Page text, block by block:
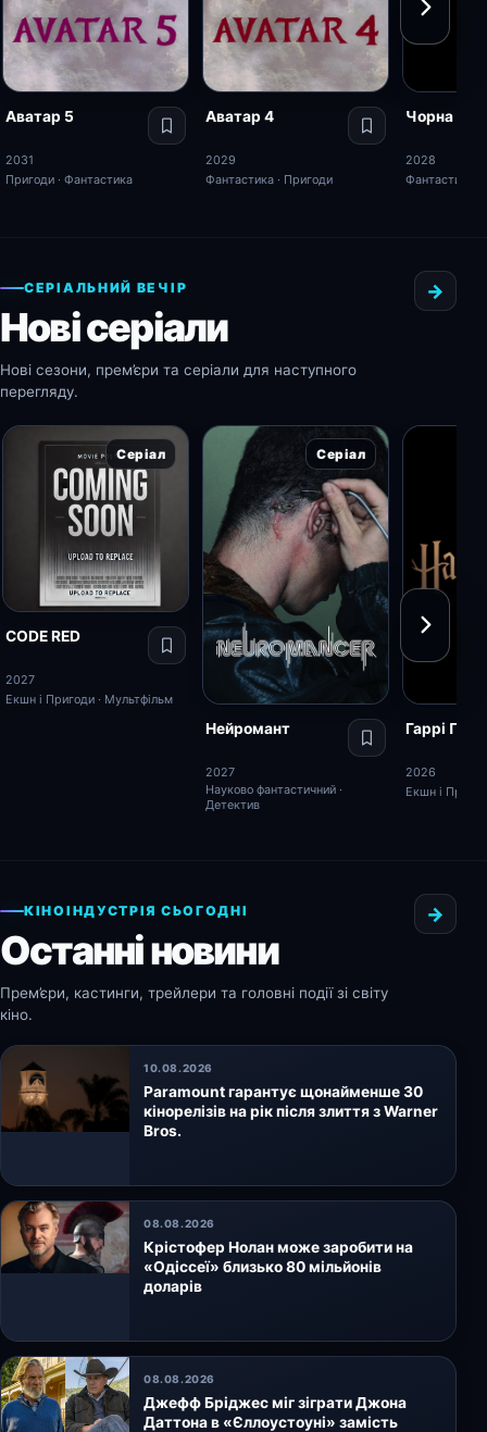
Аватар 5
2031
Пригоди · Фантастика
Аватар 4
2029
Фантастика · Пригоди
Чорна
2028
Фантастика ·
СЕРІАЛЬНИЙ ВЕЧІР
Нові серіали
Нові сезони, прем’єри та серіали для наступного
перегляду.
→
Серіал
CODE RED
2027
Екшн і Пригоди · Мультфільм
Серіал
Нейромант
2027
Науково фантастичний ·
Детектив
Гаррі
2026
Екшн і
КІНОІНДУСТРІЯ СЬОГОДНІ
Останні новини
Прем’єри, кастинги, трейлери та головні події зі світу
кіно.
→
10.08.2026
Paramount гарантує щонайменше 30
кінорелізів на рік після злиття з Warner
Bros.
08.08.2026
Крістофер Нолан може заробити на
«Одіссеї» близько 80 мільйонів
доларів
08.08.2026
Джефф Бріджес міг зіграти Джона
Даттона в «Єллоустоуні» замість